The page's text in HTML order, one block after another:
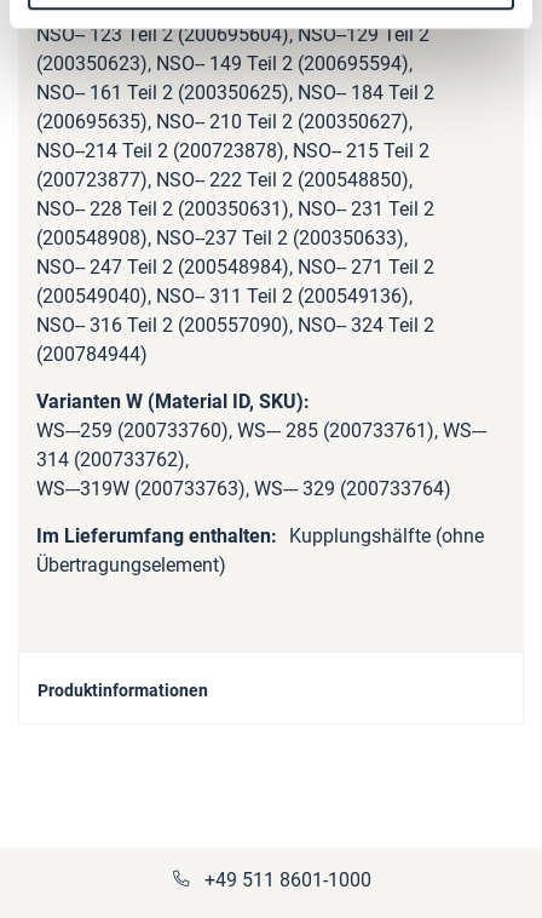
(200547945), NSO-- 113 Teil 2 (200350621),
NSO-- 123 Teil 2 (200695604), NSO--129 Teil 2
(200350623), NSO-- 149 Teil 2 (200695594),
NSO-- 161 Teil 2 (200350625), NSO-- 184 Teil 2
(200695635), NSO-- 210 Teil 2 (200350627),
NSO--214 Teil 2 (200723878), NSO-- 215 Teil 2
(200723877), NSO-- 222 Teil 2 (200548850),
NSO-- 228 Teil 2 (200350631), NSO-- 231 Teil 2
(200548908), NSO--237 Teil 2 (200350633),
NSO-- 247 Teil 2 (200548984), NSO-- 271 Teil 2
(200549040), NSO-- 311 Teil 2 (200549136),
NSO-- 316 Teil 2 (200557090), NSO-- 324 Teil 2
(200784944)
WS---259 (200733760), WS--- 285 (200733761), WS---
314 (200733762),
WS---319W (200733763), WS--- 329 (200733764)
Kupplungshälfte (ohne
Übertragungselement)
Produktinformationen
+49 511 8601-1000